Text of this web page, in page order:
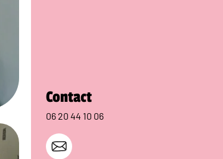
Contact
06 20 44 10 06